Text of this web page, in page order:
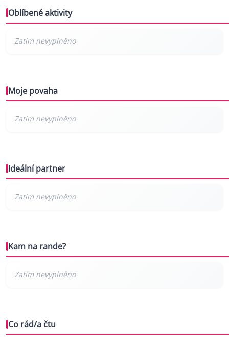
Oblíbené aktivity
Moje povaha
Ideální partner
Kam na rande?
Co rád/a čtu